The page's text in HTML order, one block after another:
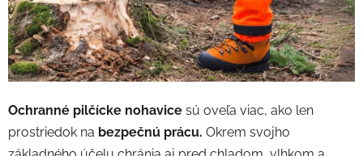
Ochranné pilčícke nohavice sú oveľa viac, ako len
prostriedok na bezpečnú prácu. Okrem svojho